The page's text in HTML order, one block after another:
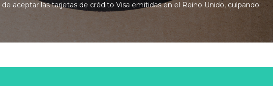
aceptar las tarjetas de crédito Visa emitidas en el Reino Unido, culpando